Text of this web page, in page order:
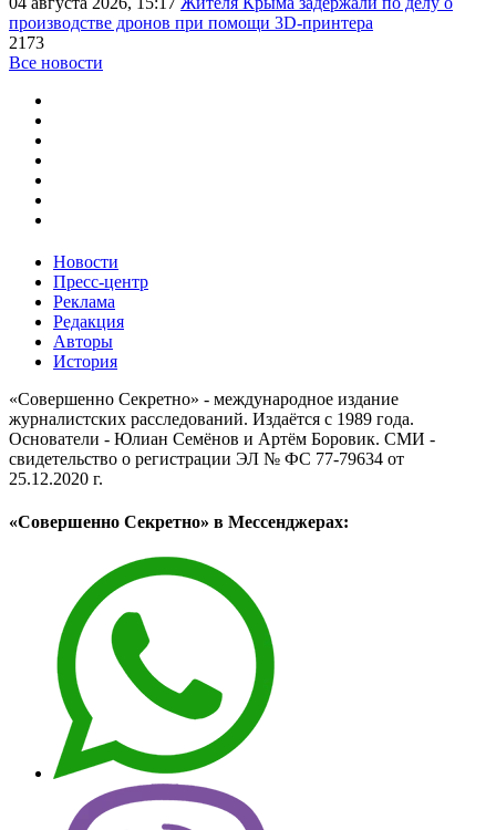
производстве дронов при помощи 3D‑принтера
2173
Все новости
Новости
Пресс-центр
Реклама
Редакция
Авторы
История
«Совершенно Секретно» - международное издание
журналистских расследований. Издаётся с 1989 года.
Основатели - Юлиан Семёнов и Артём Боровик. CМИ -
свидетельство о регистрации ЭЛ № ФС 77-79634 от
25.12.2020 г.
«Совершенно Секретно» в Мессенджерах: